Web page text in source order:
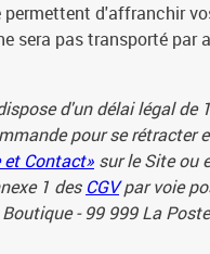
d'affranchir
sera pas transporté par
d'un délai légal de
pour se rétracter
et Contact» sur le Site ou
1 des CGVpar voie
- 99 999 La